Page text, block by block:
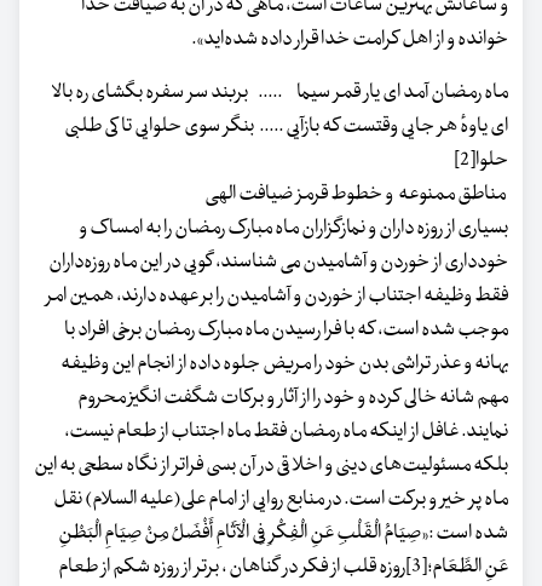
خوانده و از اهل کرامت خدا قرار داده شده‌اید».
ماه رمضان آمد ای یار قمر سیما ..... بربند سر سفره بگشای ره بالا
ای یاوهٔ هر جایی وقتست که بازآیی ..... بنگر سوی حلوایی تا کی طلبی
حلوا[2]
مناطق ممنوعه و خطوط قرمز ضیافت الهی
بسیاری از روزه داران و نمازگزاران ماه مبارک رمضان را به امساک و
خودداری از خوردن و آشامیدن می شناسند، گویی در این ماه روزه‌داران
فقط وظیفه اجتناب از خوردن و آشامیدن را بر عهده دارند، همین امر
موجب شده است، که با فرا رسیدن ماه مبارک رمضان برخی افراد با
بهانه و عذر تراشی بدن خود را مریض جلوه داده از انجام این وظیفه
مهم شانه خالی کرده و خود را از آثار و برکات شگفت انگیز محروم
نمایند. غافل از اینکه ماه رمضان فقط ماه اجتناب از طعام نیست،
بلکه مسئولیت‌های دینی و اخلاقی در آن بسی فراتر از نگاه سطحی به این
ماه پر خیر و برکت است. در منابع روایی از امام على(علیه السلام) نقل
شده است :«صِیَامُ الْقَلْبِ عَنِ الْفِکْرِ فِی الْآثَامِ أَفْضَلُ مِنْ صِیَامِ الْبَطْنِ
عَنِ الطَّعَام‏؛[3]روزه قلب از فکر در گناهان ، برتر از روزه شکم از طعام